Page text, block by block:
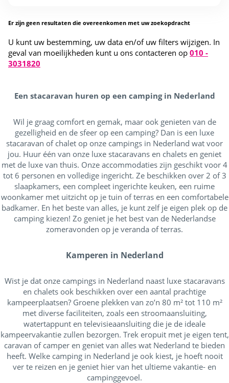
Er zijn geen resultaten die overeenkomen met uw zoekopdracht
U kunt uw bestemming, uw data en/of uw filters wijzigen. In
geval van moeilijkheden kunt u ons contacteren op 010 -
3031820
Een stacaravan huren op een camping in Nederland
Wil je graag comfort en gemak, maar ook genieten van de
gezelligheid en de sfeer op een camping? Dan is een luxe
stacaravan of chalet op onze campings in Nederland wat voor
jou. Huur één van onze luxe stacaravans en chalets en geniet
met de luxe van thuis. Onze accommodaties zijn geschikt voor 4
tot 6 personen en volledige ingericht. Ze beschikken over 2 of 3
slaapkamers, een compleet ingerichte keuken, een ruime
woonkamer met uitzicht op je tuin of terras en een comfortabele
badkamer. En het beste van alles, je kunt zelf je eigen plek op de
camping kiezen! Zo geniet je het best van de Nederlandse
zomeravonden op je veranda of terras.
Kamperen in Nederland
Wist je dat onze campings in Nederland naast luxe stacaravans
en chalets ook beschikken over een aantal prachtige
kampeerplaatsen? Groene plekken van zo’n 80 m² tot 110 m²
met diverse faciliteiten, zoals een stroomaansluiting,
watertappunt en televisieaansluiting die je de ideale
kampeervakantie zullen bezorgen. Trek eropuit met je eigen tent,
caravan of camper en geniet van alles wat Nederland te bieden
heeft. Welke camping in Nederland je ook kiest, je hoeft nooit
ver te reizen en je geniet hier van het ultieme vakantie- en
campinggevoel.